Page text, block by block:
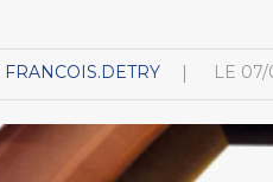
FRANCOIS.DETRY LE 07/